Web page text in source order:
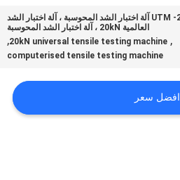
UTM -20KN آلة اختبار الشد المحوسبة ، آلة اختبار الشد
العالمية 20kN ، آلة اختبار الشد المحوسبة
,
20kN universal tensile testing machine
,
computerised tensile testing machine
افضل سعر